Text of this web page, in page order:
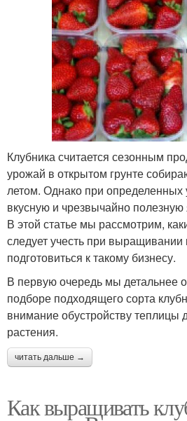
Клубника считается сезонным
урожай в открытом грунте
летом. Однако при определенных
вкусную и чрезвычайно
В этой статье мы рассмотрим,
следует учесть при выращивании
подготовиться к такому бизнесу.
В первую очередь мы детальнее
подборе подходящего сорта
внимание обустройству теплицы
растения.
читать дальше →
Как выращивать